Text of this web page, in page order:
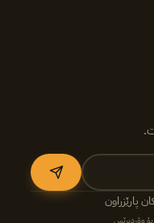
وۆردپرێس